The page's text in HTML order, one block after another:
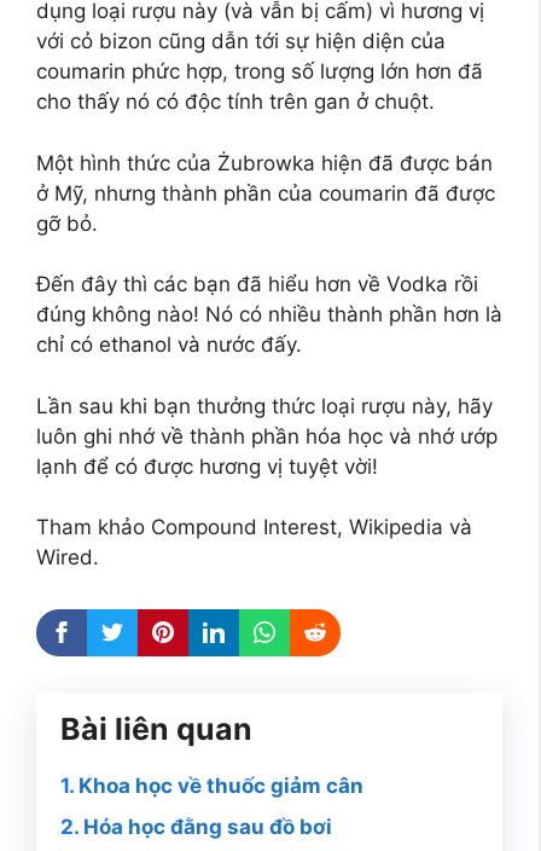
dụng loại rượu này (và vẫn bị cấm) vì hương vị
với cỏ bizon cũng dẫn tới sự hiện diện của
coumarin phức hợp, trong số lượng lớn hơn đã
cho thấy nó có độc tính trên gan ở chuột.
Một hình thức của Żubrowka hiện đã được bán
ở Mỹ, nhưng thành phần của coumarin đã được
gỡ bỏ.
Đến đây thì các bạn đã hiểu hơn về Vodka rồi
đúng không nào! Nó có nhiều thành phần hơn là
chỉ có ethanol và nước đấy.
Lần sau khi bạn thưởng thức loại rượu này, hãy
luôn ghi nhớ về thành phần hóa học và nhớ ướp
lạnh để có được hương vị tuyệt vời!
Tham khảo Compound Interest, Wikipedia và
Wired.
Bài liên quan
Khoa học về thuốc giảm cân
Hóa học đằng sau đồ bơi